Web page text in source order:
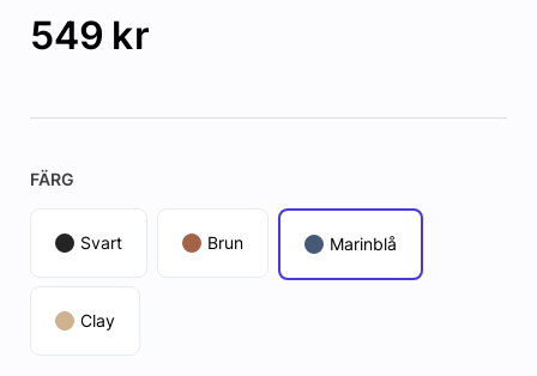
549 kr
FÄRG
Svart Brun Marinblå
Clay